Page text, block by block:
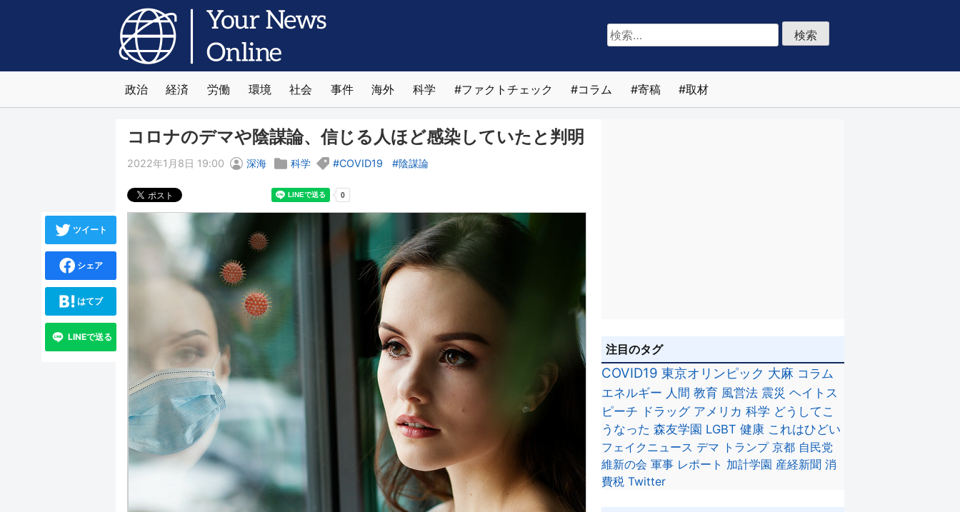
検
索:
政治 経済 労働 環境 社会 事件 海外 科学 ファクトチェック コラム 寄稿 取材
コロナのデマや陰謀論、信じる人ほど感染していたと判明
2022年1月8日 19:00 深海 科学 COVID19 陰謀論
ツイート
シェア
はてブ
LINEで送る
注目のタグ
COVID19 東京オリンピック 大麻 コラム
エネルギー 人間 教育 風営法 震災 ヘイトス
ピーチ ドラッグ アメリカ 科学 どうしてこ
うなった 森友学園 LGBT 健康 これはひどい
フェイクニュース デマ トランプ 京都 自民党
維新の会 軍事 レポート 加計学園 産経新聞 消
費税 Twitter